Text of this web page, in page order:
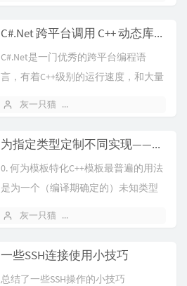
C#.Net 跨平台调用 C++ 动态库的实现
C#.Net是一门优秀的跨平台编程语
言，有着C++级别的运行速度，和大量
灰一只猫
为指定类型定制不同实现——C++模板特化（上）
0. 何为模板特化C++模板最普遍的用法
是为一个（编译期确定的）未知类型
灰一只猫
一些SSH连接使用小技巧
总结了一些SSH操作的小技巧